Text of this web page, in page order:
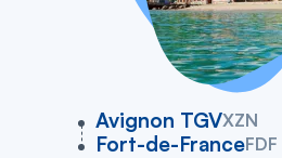
Avignon TGVXZN
vers
Fort-de-FranceFDF